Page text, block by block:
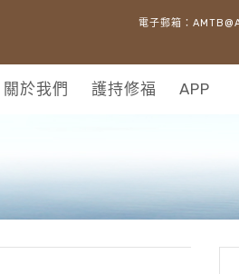
電子郵箱：
關於我們 護持修福 APP